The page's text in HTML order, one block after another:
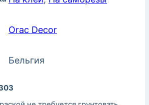
Orac Decor
Бельгия